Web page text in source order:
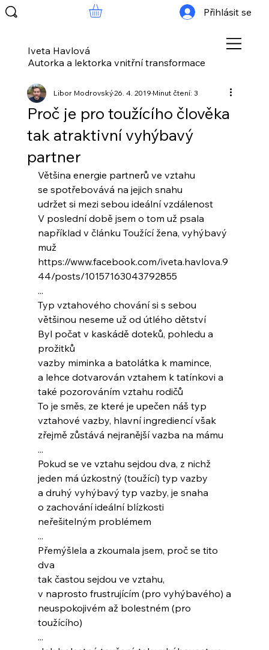
Iveta Havlová
Autorka a lektorka vnitřní transformace
Přihlásit se
Proč je pro toužícího člověka
tak atraktivní vyhýbavý
partner
Libor Modrovský26. 4. 2019Minut čtení: 3
Většina energie partnerů ve vztahu
se spotřebovává na jejich snahu
udržet si mezi sebou ideální vzdálenost
V poslední době jsem o tom už psala
například v článku Toužící žena, vyhýbavý
muž
https://www.facebook.com/iveta.havlova.9
44/posts/10157163043792855
...
Typ vztahového chování si s sebou
většinou neseme už od útlého dětství
Byl počat v kaskádě doteků, pohledu a
prožitků
vazby miminka a batolátka k mamince,
a lehce dotvarován vztahem k tatínkovi a
také pozorováním vztahu rodičů
To je směs, ze které je upečen náš typ
vztahové vazby, hlavní ingrediencí však
zřejmě zůstává nejranější vazba na mámu
...
Pokud se ve vztahu sejdou dva, z nichž
jeden má úzkostný (toužící) typ vazby
a druhý vyhýbavý typ vazby, je snaha
o zachování ideální blízkosti
neřešitelným problémem
...
Přemýšlela a zkoumala jsem, proč se tito
dva
tak častou sejdou ve vztahu,
v naprosto frustrujícím (pro vyhýbavého) a
neuspokojivém až bolestném (pro
toužícího)
...